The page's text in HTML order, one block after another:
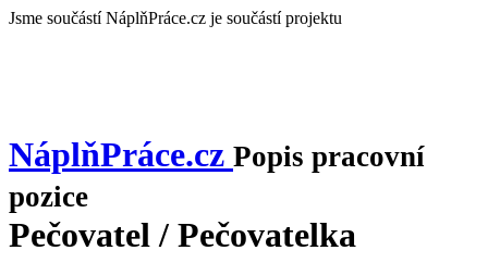
Jsme součástí NáplňPráce.cz je součástí projektu
NáplňPráce.cz Popis pracovní
pozice
Pečovatel / Pečovatelka